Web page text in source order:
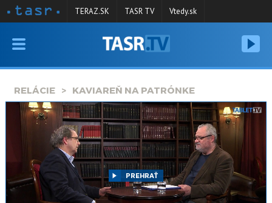
VYSIELANIE
SPRAVODAJSTVO
KONTAKT
ARCHÍV
TERAZ.SK TASR TV Vtedy.sk
RELÁCIE KAVIAREŇ NA PATRÓNKE
PREHRAŤ